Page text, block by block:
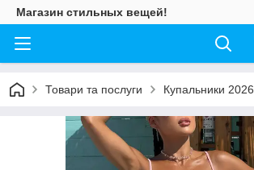
Магазин стильных вещей!
Товари та послуги Купальники 2026